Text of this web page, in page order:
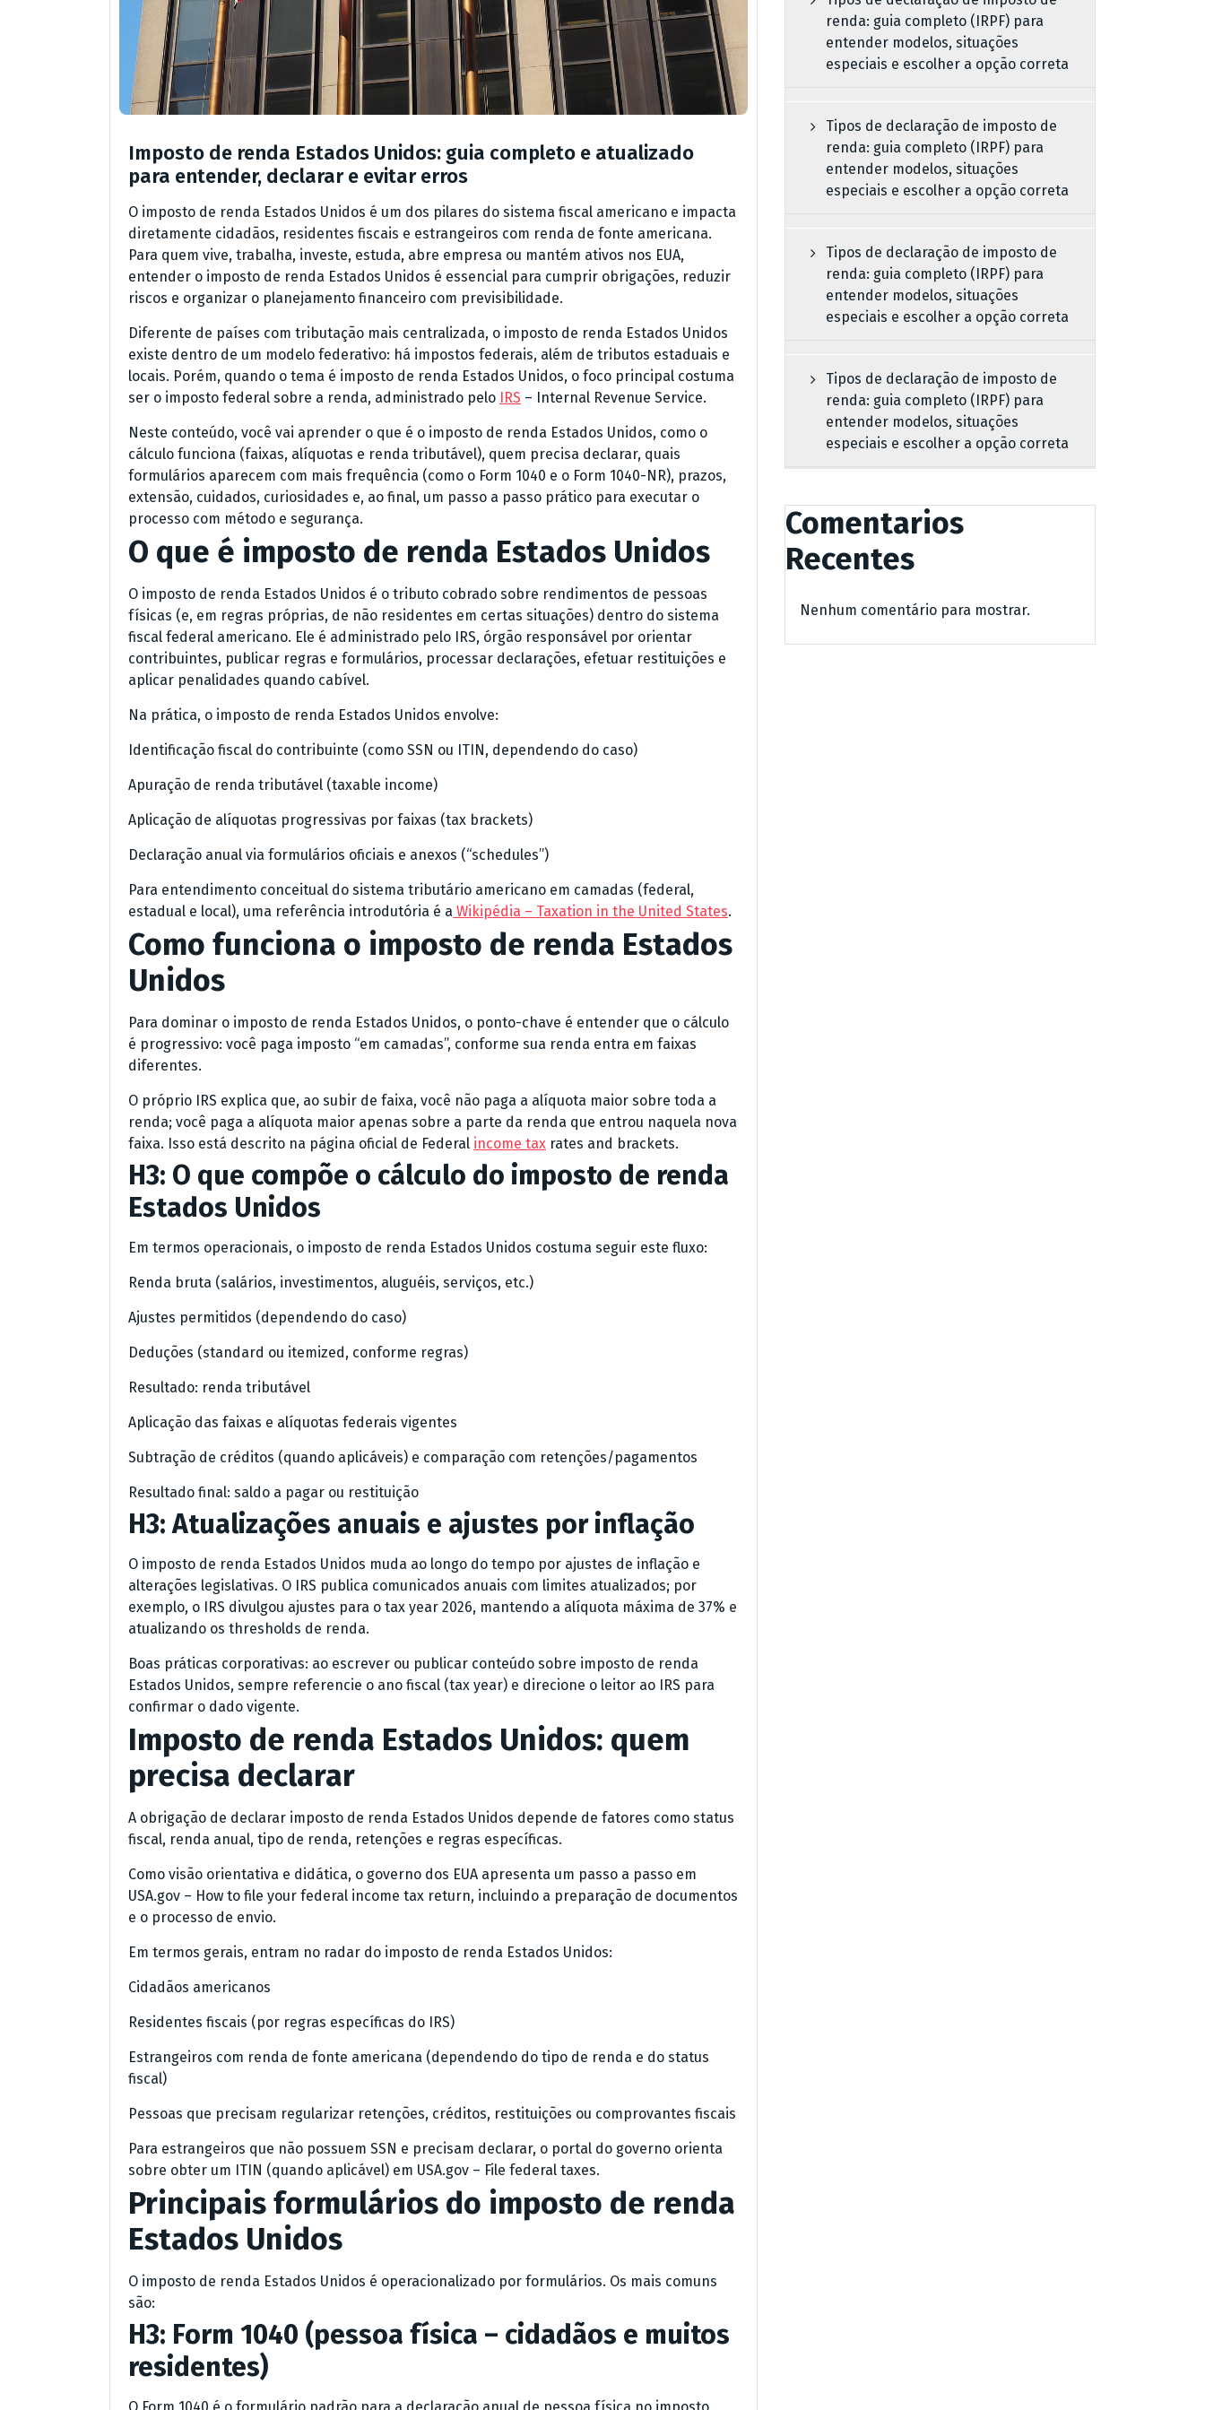
Imposto de renda Estados Unidos: guia completo e atualizado
para entender, declarar e evitar erros
O imposto de renda Estados Unidos é um dos pilares do sistema fiscal americano e impacta
diretamente cidadãos, residentes fiscais e estrangeiros com renda de fonte americana.
Para quem vive, trabalha, investe, estuda, abre empresa ou mantém ativos nos EUA,
entender o imposto de renda Estados Unidos é essencial para cumprir obrigações, reduzir
riscos e organizar o planejamento financeiro com previsibilidade.
Diferente de países com tributação mais centralizada, o imposto de renda Estados Unidos
existe dentro de um modelo federativo: há impostos federais, além de tributos estaduais e
locais. Porém, quando o tema é imposto de renda Estados Unidos, o foco principal costuma
ser o imposto federal sobre a renda, administrado pelo IRS – Internal Revenue Service.
Neste conteúdo, você vai aprender o que é o imposto de renda Estados Unidos, como o
cálculo funciona (faixas, alíquotas e renda tributável), quem precisa declarar, quais
formulários aparecem com mais frequência (como o Form 1040 e o Form 1040-NR), prazos,
extensão, cuidados, curiosidades e, ao final, um passo a passo prático para executar o
processo com método e segurança.
O que é imposto de renda Estados Unidos
O imposto de renda Estados Unidos é o tributo cobrado sobre rendimentos de pessoas
físicas (e, em regras próprias, de não residentes em certas situações) dentro do sistema
fiscal federal americano. Ele é administrado pelo IRS, órgão responsável por orientar
contribuintes, publicar regras e formulários, processar declarações, efetuar restituições e
aplicar penalidades quando cabível.
Na prática, o imposto de renda Estados Unidos envolve:
Identificação fiscal do contribuinte (como SSN ou ITIN, dependendo do caso)
Apuração de renda tributável (taxable income)
Aplicação de alíquotas progressivas por faixas (tax brackets)
Declaração anual via formulários oficiais e anexos (“schedules”)
Para entendimento conceitual do sistema tributário americano em camadas (federal,
estadual e local), uma referência introdutória é a Wikipédia – Taxation in the United States.
Como funciona o imposto de renda Estados
Unidos
Para dominar o imposto de renda Estados Unidos, o ponto-chave é entender que o cálculo
é progressivo: você paga imposto “em camadas”, conforme sua renda entra em faixas
diferentes.
O próprio IRS explica que, ao subir de faixa, você não paga a alíquota maior sobre toda a
renda; você paga a alíquota maior apenas sobre a parte da renda que entrou naquela nova
faixa. Isso está descrito na página oficial de Federal income tax rates and brackets.
H3: O que compõe o cálculo do imposto de renda
Estados Unidos
Em termos operacionais, o imposto de renda Estados Unidos costuma seguir este fluxo:
Renda bruta (salários, investimentos, aluguéis, serviços, etc.)
Ajustes permitidos (dependendo do caso)
Deduções (standard ou itemized, conforme regras)
Resultado: renda tributável
Aplicação das faixas e alíquotas federais vigentes
Subtração de créditos (quando aplicáveis) e comparação com retenções/pagamentos
Resultado final: saldo a pagar ou restituição
H3: Atualizações anuais e ajustes por inflação
O imposto de renda Estados Unidos muda ao longo do tempo por ajustes de inflação e
alterações legislativas. O IRS publica comunicados anuais com limites atualizados; por
exemplo, o IRS divulgou ajustes para o tax year 2026, mantendo a alíquota máxima de 37% e
atualizando os thresholds de renda.
Boas práticas corporativas: ao escrever ou publicar conteúdo sobre imposto de renda
Estados Unidos, sempre referencie o ano fiscal (tax year) e direcione o leitor ao IRS para
confirmar o dado vigente.
Imposto de renda Estados Unidos: quem
precisa declarar
A obrigação de declarar imposto de renda Estados Unidos depende de fatores como status
fiscal, renda anual, tipo de renda, retenções e regras específicas.
Como visão orientativa e didática, o governo dos EUA apresenta um passo a passo em
USA.gov – How to file your federal income tax return, incluindo a preparação de documentos
e o processo de envio.
Em termos gerais, entram no radar do imposto de renda Estados Unidos:
Cidadãos americanos
Residentes fiscais (por regras específicas do IRS)
Estrangeiros com renda de fonte americana (dependendo do tipo de renda e do status
fiscal)
Pessoas que precisam regularizar retenções, créditos, restituições ou comprovantes fiscais
Para estrangeiros que não possuem SSN e precisam declarar, o portal do governo orienta
sobre obter um ITIN (quando aplicável) em USA.gov – File federal taxes.
Principais formulários do imposto de renda
Estados Unidos
O imposto de renda Estados Unidos é operacionalizado por formulários. Os mais comuns
são:
H3: Form 1040 (pessoa física – cidadãos e muitos
residentes)
renda: guia completo (IRPF) para
entender modelos, situações
especiais e escolher a opção correta
Tipos de declaração de imposto de
renda: guia completo (IRPF) para
entender modelos, situações
especiais e escolher a opção correta
Tipos de declaração de imposto de
renda: guia completo (IRPF) para
entender modelos, situações
especiais e escolher a opção correta
Tipos de declaração de imposto de
renda: guia completo (IRPF) para
entender modelos, situações
especiais e escolher a opção correta
Comentarios
Recentes
Nenhum comentário para mostrar.